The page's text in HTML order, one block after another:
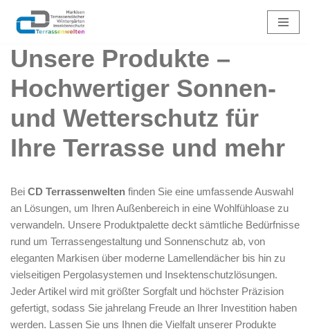
Zum
Inhalt
springen
Unsere Produkte –
Hochwertiger Sonnen-
und Wetterschutz für
Ihre Terrasse und mehr
Bei CD Terrassenwelten finden Sie eine umfassende Auswahl
an Lösungen, um Ihren Außenbereich in eine Wohlfühloase zu
verwandeln. Unsere Produktpalette deckt sämtliche Bedürfnisse
rund um Terrassengestaltung und Sonnenschutz ab, von
eleganten Markisen über moderne Lamellendächer bis hin zu
vielseitigen Pergolasystemen und Insektenschutzlösungen.
Jeder Artikel wird mit größter Sorgfalt und höchster Präzision
gefertigt, sodass Sie jahrelang Freude an Ihrer Investition haben
werden. Lassen Sie uns Ihnen die Vielfalt unserer Produkte